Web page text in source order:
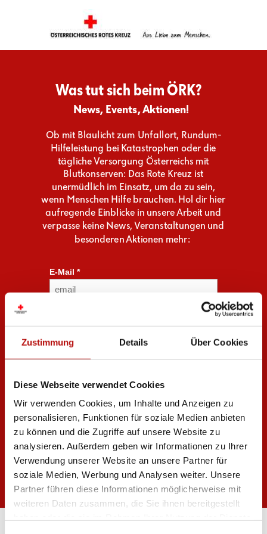
Zustimmung Details Über Cookies
Diese Webseite verwendet Cookies
Wir verwenden Cookies, um Inhalte und Anzeigen zu
personalisieren, Funktionen für soziale Medien anbieten
zu können und die Zugriffe auf unsere Website zu
analysieren. Außerdem geben wir Informationen zu Ihrer
Verwendung unserer Website an unsere Partner für
soziale Medien, Werbung und Analysen weiter. Unsere
Partner führen diese Informationen möglicherweise mit
weiteren Daten zusammen, die Sie ihnen bereitgestellt
Was tut sich beim ÖRK?
News, Events, Aktionen!
Ob mit Blaulicht zum Unfallort, Rundum-
Hilfeleistung bei Katastrophen oder die
tägliche Versorgung Österreichs mit
Blutkonserven: Das Rote Kreuz ist
unermüdlich im Einsatz, um da zu sein,
wenn Menschen Hilfe brauchen. Hol dir hier
aufregende Einblicke in unsere Arbeit und
verpasse keine News, Veranstaltungen und
besonderen Aktionen mehr:
E-Mail *
Ich erkläre mich damit einverstanden,
dass meine eingegebenen persönlichen
Daten (E-Mail-Adresse, Bundesland) durch
das Österreichische Rote Kreuz
um mich zum Zweck der Information zu
kann diese Einwilligung jederzeit bei
datenschutz@roteskreuz.at widerrufen.Zu
den Datenschutzbestimmungen.
Jetzt zum Newsletter anmelden!